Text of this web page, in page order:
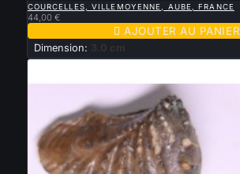
COURCELLES, VILLEMOYENNE, AUBE, FRANCE
44,00 €
 AJOUTER AU PANIER
Dimension: 3.0 cm